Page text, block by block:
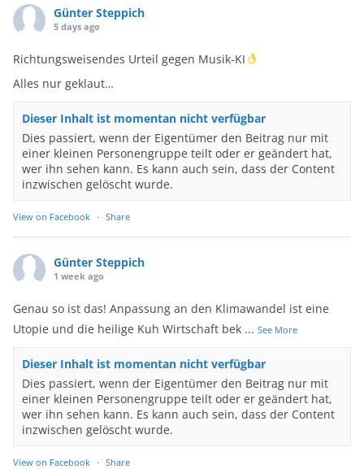
Günter Steppich
5 days ago
Richtungsweisendes Urteil gegen Musik-KI
Alles nur geklaut…
Dieser Inhalt ist momentan nicht verfügbar
Dies passiert, wenn der Eigentümer den Beitrag nur mit
einer kleinen Personengruppe teilt oder er geändert hat,
wer ihn sehen kann. Es kann auch sein, dass der Content
inzwischen gelöscht wurde.
View on Facebook · Share
Günter Steppich
1 week ago
Genau so ist das! Anpassung an den Klimawandel ist eine
Utopie und die heilige Kuh Wirtschaft bek ... See More
Dieser Inhalt ist momentan nicht verfügbar
Dies passiert, wenn der Eigentümer den Beitrag nur mit
einer kleinen Personengruppe teilt oder er geändert hat,
wer ihn sehen kann. Es kann auch sein, dass der Content
inzwischen gelöscht wurde.
View on Facebook · Share